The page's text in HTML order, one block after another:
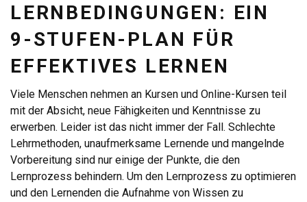
LERNBEDINGUNGEN: EIN
9-STUFEN-PLAN FÜR
EFFEKTIVES LERNEN
Viele Menschen nehmen an Kursen und Online-Kursen teil
mit der Absicht, neue Fähigkeiten und Kenntnisse zu
erwerben. Leider ist das nicht immer der Fall. Schlechte
Lehrmethoden, unaufmerksame Lernende und mangelnde
Vorbereitung sind nur einige der Punkte, die den
Lernprozess behindern. Um den Lernprozess zu optimieren
und den Lernenden die Aufnahme von Wissen zu